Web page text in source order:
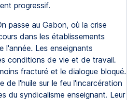
progressif.
passe au Gabon, où la crise
dans les établissements
l'année. Les enseignants
conditions de vie et de travail.
fracturé et le dialogue bloqué.
de l'huile sur le feu l'incarcération
du syndicalisme enseignant. Leur